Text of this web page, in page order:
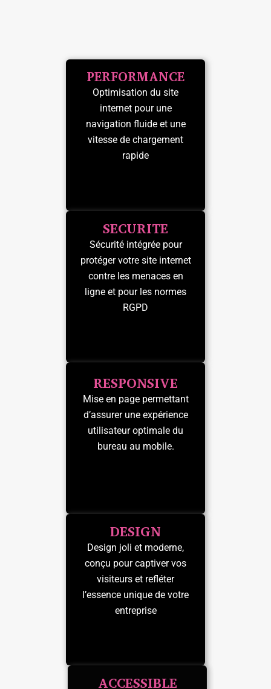
PERFORMANCE
Optimisation du site
internet pour une
navigation fluide et une
vitesse de chargement
rapide
SECURITE
Sécurité intégrée pour
protéger votre site internet
contre les menaces en
ligne et pour les normes
RGPD
RESPONSIVE
Mise en page permettant
d’assurer une expérience
utilisateur optimale du
bureau au mobile.
DESIGN
Design joli et moderne,
conçu pour captiver vos
visiteurs et refléter
l’essence unique de votre
entreprise
ACCESSIBLE